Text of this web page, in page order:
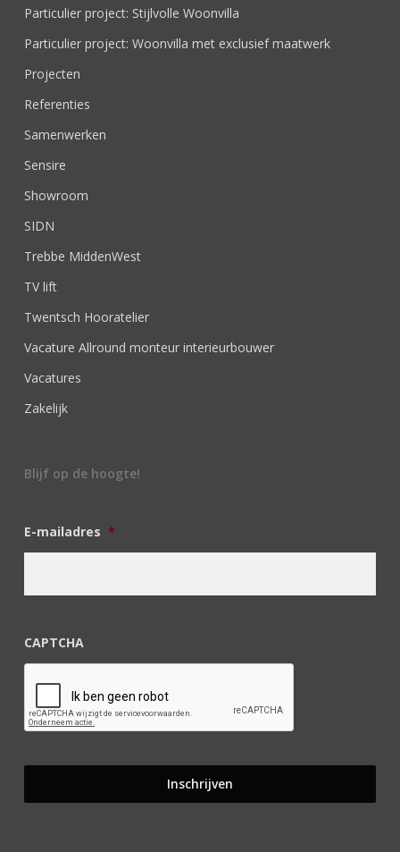
Particulier project: Stijlvolle Woonvilla
Particulier project: Woonvilla met exclusief maatwerk
Projecten
Referenties
Samenwerken
Sensire
Showroom
SIDN
Trebbe MiddenWest
TV lift
Twentsch Hooratelier
Vacature Allround monteur interieurbouwer
Vacatures
Zakelijk
Blijf op de hoogte!
E-mailadres *
CAPTCHA